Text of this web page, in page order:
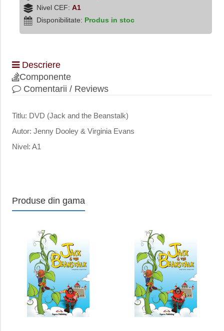
Nivel CEF: A1
Disponibilitate: Produs in stoc
Descriere
Componente
Comentarii / Reviews
Titlu: DVD (Jack and the Beanstalk)
Autor: Jenny Dooley & Virginia Evans
Nivel: A1
Produse din gama